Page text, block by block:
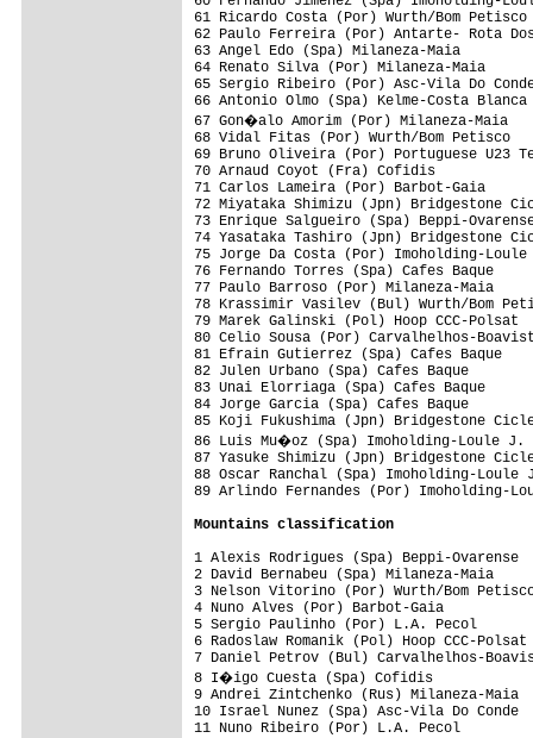
61 Ricardo Costa (Por) Wurth/Bom
62 Paulo Ferreira (Por) Antarte- Rota
63 Angel Edo (Spa) Milaneza-Maia
64 Renato Silva (Por) Milaneza-
65 Sergio Ribeiro (Por) Asc-Vila Do
66 Antonio Olmo (Spa) Kelme-Costa
67 Gon�alo Amorim (Por) Milaneza-
68 Vidal Fitas (Por) Wurth/Bom
69 Bruno Oliveira (Por) Portuguese
70 Arnaud Coyot (Fra) Cofidis
71 Carlos Lameira (Por) Barbot-
72 Miyataka Shimizu (Jpn)
73 Enrique Salgueiro (Spa) Beppi-
74 Yasataka Tashiro (Jpn)
75 Jorge Da Costa (Por) Imoholding-
76 Fernando Torres (Spa) Cafes
77 Paulo Barroso (Por) Milaneza-
78 Krassimir Vasilev (Bul) Wurth/Bom
79 Marek Galinski (Pol) Hoop CCC-
80 Celio Sousa (Por) Carvalhelhos-
81 Efrain Gutierrez (Spa) Cafes
82 Julen Urbano (Spa) Cafes Baque
83 Unai Elorriaga (Spa) Cafes
84 Jorge Garcia (Spa) Cafes Baque
85 Koji Fukushima (Jpn) Bridgestone
86 Luis Mu�oz (Spa) Imoholding-
87 Yasuke Shimizu (Jpn) Bridgestone
88 Oscar Ranchal (Spa) Imoholding-
89 Arlindo Fernandes (Por)
Mountains classification
1 Alexis Rodrigues (Spa) Beppi-
2 David Bernabeu (Spa) Milaneza-
3 Nelson Vitorino (Por) Wurth/Bom
4 Nuno Alves (Por) Barbot-Gaia
5 Sergio Paulinho (Por) L.A.
6 Radoslaw Romanik (Pol) Hoop CCC-
7 Daniel Petrov (Bul) Carvalhelhos-
8 I�igo Cuesta (Spa) Cofidis
9 Andrei Zintchenko (Rus) Milaneza-
10 Israel Nunez (Spa) Asc-Vila Do
11 Nuno Ribeiro (Por) L.A. Pecol